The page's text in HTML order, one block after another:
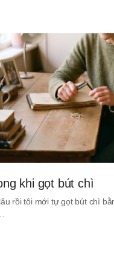
khi gọt bút chì
rồi tôi mới tự gọt bút chì